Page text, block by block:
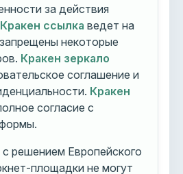
за действия
Кракен ссылка ведет на
некоторые
Кракен зеркало
соглашение и
Кракен
согласие с
решением Европейского
площадки не могут